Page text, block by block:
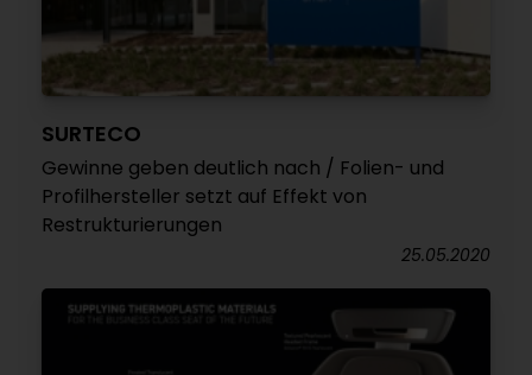
SURTECO
Gewinne geben deutlich nach / Folien- und
Profilhersteller setzt auf Effekt von
Restrukturierungen
25.05.2020